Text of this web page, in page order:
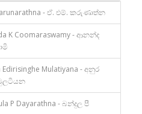
- ඒ. එම්. කරුණාත්න
K Coomaraswamy - ආනන්ද
Edirisinghe Mulatiyana - අනුර
P Dayarathna - බන්දුල පී